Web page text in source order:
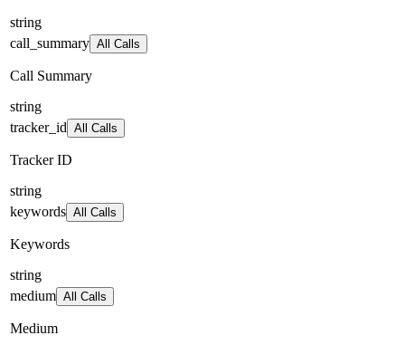
string
call_summary All Calls
Call Summary
string
tracker_id All Calls
Tracker ID
string
keywords All Calls
Keywords
string
medium All Calls
Medium